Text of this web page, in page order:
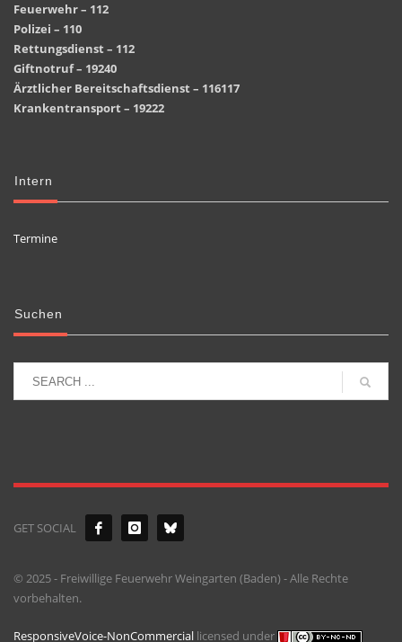
Feuerwehr – 112
Polizei – 110
Rettungsdienst – 112
Giftnotruf – 19240
Ärztlicher Bereitschaftsdienst – 116117
Krankentransport – 19222
Intern
Termine
Suchen
GET SOCIAL
© 2025 - Freiwillige Feuerwehr Weingarten (Baden) - Alle Rechte
vorbehalten.
ResponsiveVoice-NonCommercial licensed under